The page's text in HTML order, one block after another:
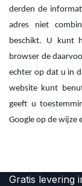
derden de
adres niet
beschikt. U kunt
browser de
echter op dat u in
website kunt
geeft u
Google op de wijze
Gratis levering